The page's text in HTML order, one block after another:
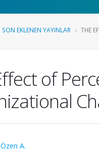
SON EKLENEN YAYINLAR THE
of
A.